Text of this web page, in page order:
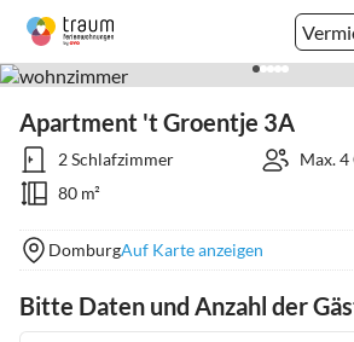
Apartment 't Groentje 3A
2 Schlafzimmer
Max. 4
80 m²
DomburgAuf Karte anzeigen
Bitte Daten und Anzahl der